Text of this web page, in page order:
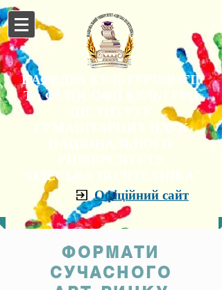
КАФЕДРА КУЛЬТУРОЛОГІЇ
ТА ФІЛОСОФІЇ КУЛЬТУРИ
ГУМАНІТАРНИХ НАУК
"ОДЕСЬКА ПОЛІТЕХНІКА"
Офіційний сайт
ФОРМАТИ
СУЧАСНОГО